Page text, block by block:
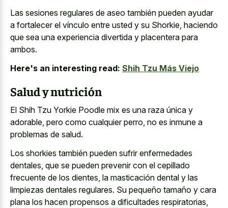
Las sesiones regulares de aseo también pueden ayudar
a fortalecer el vínculo entre usted y su Shorkie, haciendo
que sea una experiencia divertida y placentera para
ambos.
Here's an interesting read: Shih Tzu Más Viejo
Salud y nutrición
El Shih Tzu Yorkie Poodle mix es una raza única y
adorable, pero como cualquier perro, no es inmune a
problemas de salud.
Los shorkies también pueden sufrir enfermedades
dentales, que se pueden prevenir con el cepillado
frecuente de los dientes, la masticación dental y las
limpiezas dentales regulares. Su pequeño tamaño y cara
plana los hacen propensos a dificultades respiratorias,